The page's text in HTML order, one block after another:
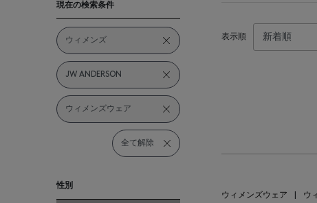
現在の検索条件
ウィメンズ
JW ANDERSON
ウィメンズウェア
全て解除
性別
表示順
ウィメンズウェア ウ